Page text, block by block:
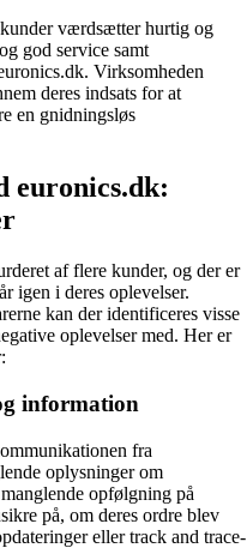
kunder værdsætter hurtig og
god service samt
Virksomheden
deres indsats for at
en gnidningsløs
euronics.dk:
af flere kunder, og der er
igen i deres oplevelser.
kan der identificeres visse
oplevelser med. Her er
information
fra
oplysninger om
opfølgning på
på, om deres ordre blev
eller track and trace-